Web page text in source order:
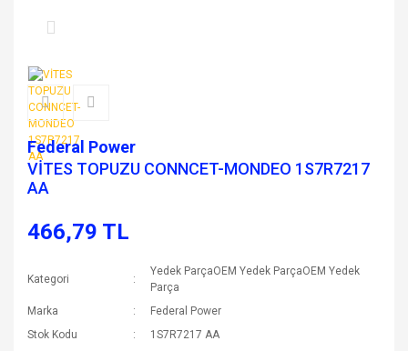
Federal Power
VİTES TOPUZU CONNCET-MONDEO 1S7R7217
AA
466,79 TL
Kategori
Yedek ParçaOEM Yedek ParçaOEM Yedek
Parça
Marka
Federal Power
Stok Kodu
1S7R7217 AA